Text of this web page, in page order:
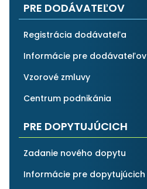
PRE DODÁVATEĽOV
Registrácia dodávateľa
Informácie pre dodávateľov
Vzorové zmluvy
Centrum podnikánia
PRE DOPYTUJÚCICH
Zadanie nového dopytu
Informácie pre dopytujúcich